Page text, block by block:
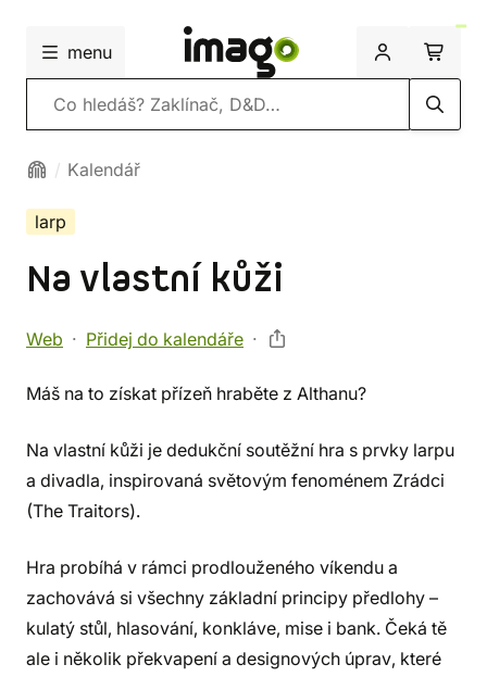
menu
Vyhledávání
Kalendář
larp
Na vlastní kůži
Web Přidej do kalendáře
Máš na to získat přízeň hraběte z Althanu?
Na vlastní kůži je dedukční soutěžní hra s prvky larpu
a divadla, inspirovaná světovým fenoménem Zrádci
(The Traitors).
Hra probíhá v rámci prodlouženého víkendu a
zachovává si všechny základní principy předlohy –
kulatý stůl, hlasování, konkláve, mise i bank. Čeká tě
ale i několik překvapení a designových úprav, které